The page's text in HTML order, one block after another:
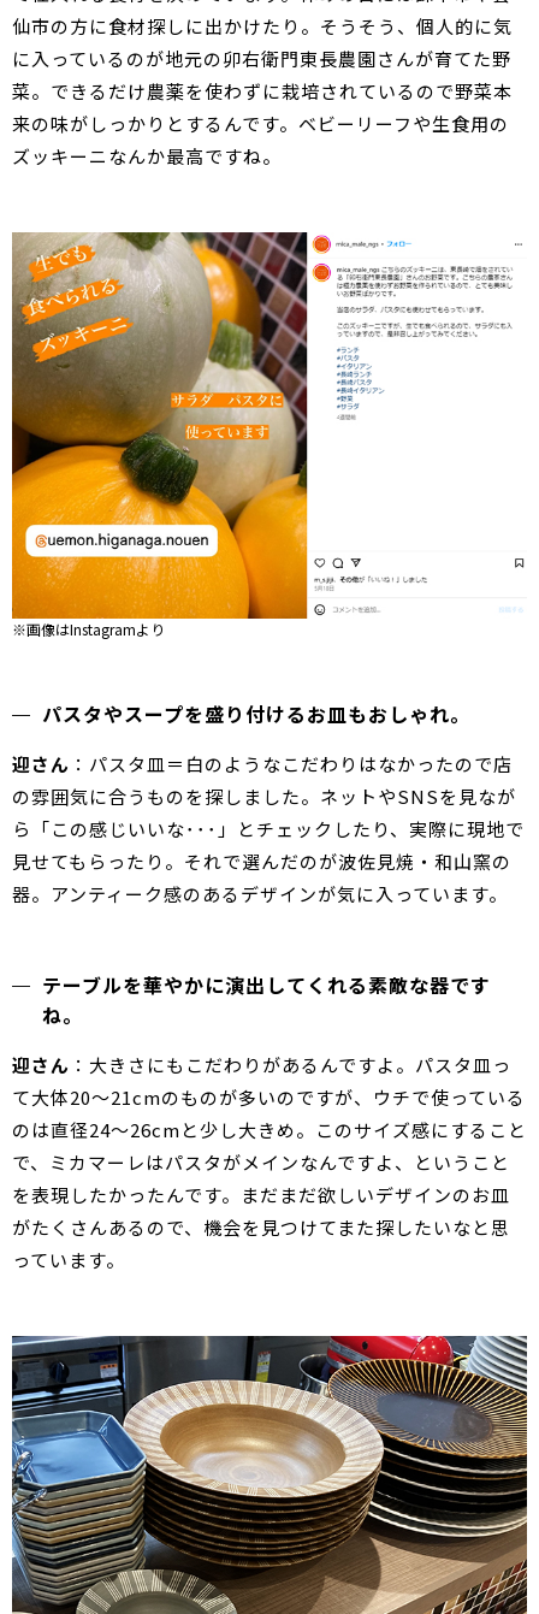
仙市の方に食材探しに出かけたり。そうそう、個人的に気
に入っているのが地元の卯右衛門東長農園さんが育てた野
菜。できるだけ農薬を使わずに栽培されているので野菜本
来の味がしっかりとするんです。ベビーリーフや生食用の
ズッキーニなんか最高ですね。
※画像はInstagramより
パスタやスープを盛り付けるお皿もおしゃれ。
迎さん ：パスタ皿＝白のようなこだわりはなかったので店
の雰囲気に合うものを探しました。ネットやSNSを見なが
ら「この感じいいな･･･」とチェックしたり、実際に現地で
見せてもらったり。それで選んだのが波佐見焼・和山窯の
器。アンティーク感のあるデザインが気に入っています。
テーブルを華やかに演出してくれる素敵な器です
ね。
迎さん ：大きさにもこだわりがあるんですよ。パスタ皿っ
て大体20～21cmのものが多いのですが、ウチで使っている
のは直径24～26cmと少し大きめ。このサイズ感にすること
で、ミカマーレはパスタがメインなんですよ、ということ
を表現したかったんです。まだまだ欲しいデザインのお皿
がたくさんあるので、機会を見つけてまた探したいなと思
っています。